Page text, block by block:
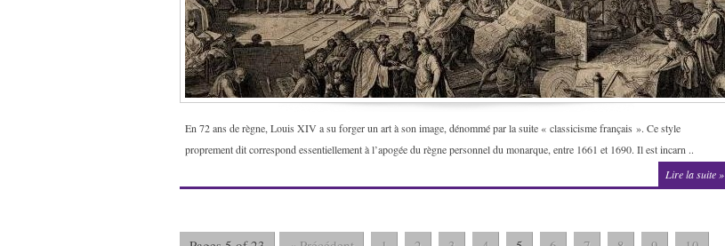
En 72 ans de règne, Louis XIV a su forger un art à son image, dénommé par la suite « classicisme français ». Ce style
proprement dit correspond essentiellement à l’apogée du règne personnel du monarque, entre 1661 et 1690. Il est incarn ..
Lire la suite »